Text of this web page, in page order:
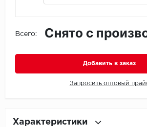
Всего: Снято с
Добавить в заказ
Запросить оптовый
Характеристики